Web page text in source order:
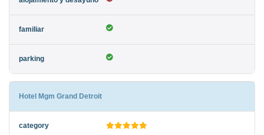
Hotel Mgm Grand Detroit